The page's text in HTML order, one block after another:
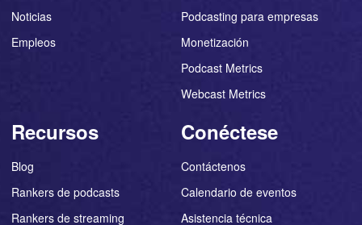
Noticias
Empleos
Podcasting para empresas
Monetización
Podcast Metrics
Webcast Metrics
Recursos
Blog
Rankers de podcasts
Rankers de streaming
Conéctese
Contáctenos
Calendario de eventos
Asistencia técnica